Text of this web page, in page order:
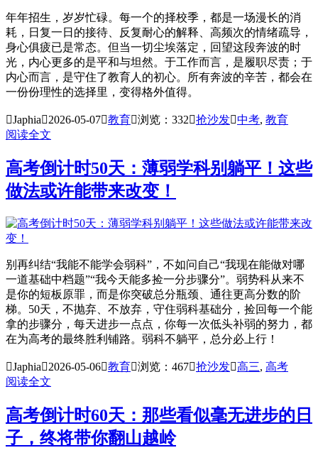
年年招生，岁岁忙碌。每一个的择校季，都是一场漫长的消
耗，日复一日的接待、反复耐心的解释、高频次的情绪疏导，
身心俱疲已是常态。但当一切尘埃落定，回望这段奔波的时
光，内心更多的是平和与坦然。于工作而言，是履职尽责；于
内心而言，是守住了教育人的初心。所有奔波的辛苦，都会在
一份份理性的选择里，变得格外值得。
Japhia2026-05-07教育浏览：332抢沙发中考, 教育
阅读全文
高考倒计时50天：薄弱学科别躺平！这些
做法或许能带来改变！
别再纠结“我能不能学会弱科”，不如问自己“我现在能做对哪
一道基础中档题”“我今天能多捡一分步骤分”。弱势科从来不
是你的短板原罪，而是你突破总分瓶颈、通往更高分数的阶
梯。50天，不抛弃、不放弃，守住弱科基础分，捡回每一个能
拿的步骤分，每天进步一点点，你每一次低头补弱的努力，都
在为高考的最终胜利铺路。弱科不躺平，总分必上行！
Japhia2026-05-06教育浏览：467抢沙发高三, 高考
阅读全文
高考倒计时60天：那些看似毫无进步的日
子，终将带你翻山越岭